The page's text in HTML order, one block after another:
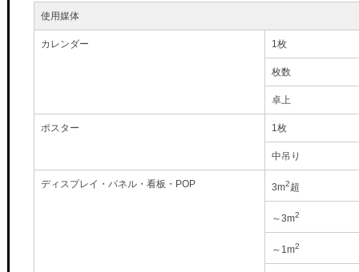
使用媒体
カレンダー 1枚
枚数
卓上
ポスター 1枚
中吊り
ディスプレイ・パネル・看板・POP 3m2超
～3m2
～1m2